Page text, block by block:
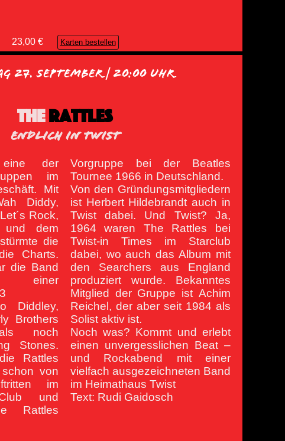
23,00 € Karten bestellen
27. September | 20:00 Uhr
THERATTLES
ENDLICH IN TWIST
der
im
Mit
Diddy,
Rock,
dem
die
Charts.
die Band
Diddley,
Brothers
noch
Stones.
Rattles
von
im
und
Rattles
Beatles
Tournee 1966 in Deutschland.
Von den Gründungsmitgliedern
ist Herbert Hildebrandt auch in
Twist dabei. Und Twist? Ja,
1964 waren The Rattles bei
Twist-in Times im Starclub
dabei, wo auch das Album mit
den Searchers aus England
produziert wurde. Bekanntes
Mitglied der Gruppe ist Achim
Reichel, der aber seit 1984 als
Solist aktiv ist.
Noch was? Kommt und erlebt
einen unvergesslichen Beat –
und Rockabend mit einer
vielfach ausgezeichneten Band
im Heimathaus Twist
Text: Rudi Gaidosch